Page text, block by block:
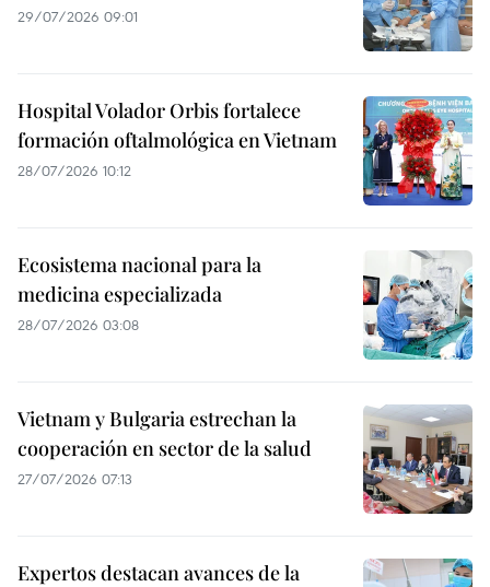
29/07/2026 09:01
Hospital Volador Orbis fortalece
formación oftalmológica en Vietnam
28/07/2026 10:12
Ecosistema nacional para la
medicina especializada
28/07/2026 03:08
Vietnam y Bulgaria estrechan la
cooperación en sector de la salud
27/07/2026 07:13
Expertos destacan avances de la